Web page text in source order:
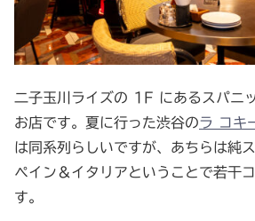
二子玉川ライズの 1F にあるスパニ
お店です。夏に行った渋谷のラ コキ
は同系列らしいですが、あちらは純
ペイン＆イタリアということで若干
す。